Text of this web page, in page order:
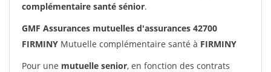
complémentaire santé sénior.
GMF Assurances mutuelles d'assurances 42700
FIRMINY Mutuelle complémentaire santé à FIRMINY
Pour une mutuelle senior, en fonction des contrats